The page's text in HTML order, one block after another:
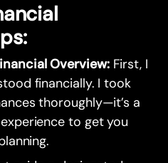
Overview:First, I
financially. I took
thoroughly—it’s a
to get you